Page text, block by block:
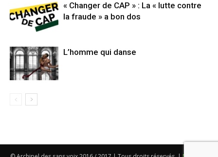
« Changer de CAP » : La « lutte contre
la fraude » a bon dos
L’homme qui danse